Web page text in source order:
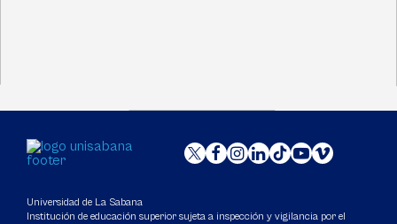
Universidad de La Sabana
Institución de educación superior sujeta a inspección y vigilancia por el